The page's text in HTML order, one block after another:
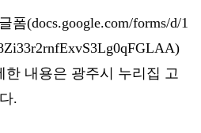
폼(docs.google.com/forms/d/1
한 내용은 광주시 누리집 고
.